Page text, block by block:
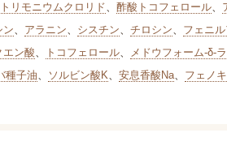
リモニウムクロリド、 酢酸トコフェロール、
ン、 アラニン、 シスチン、 チロシン、 フェニ
エン酸、 トコフェロール、 メドウフォーム-δ-
種子油、 ソルビン酸K、 安息香酸Na、 フェノ